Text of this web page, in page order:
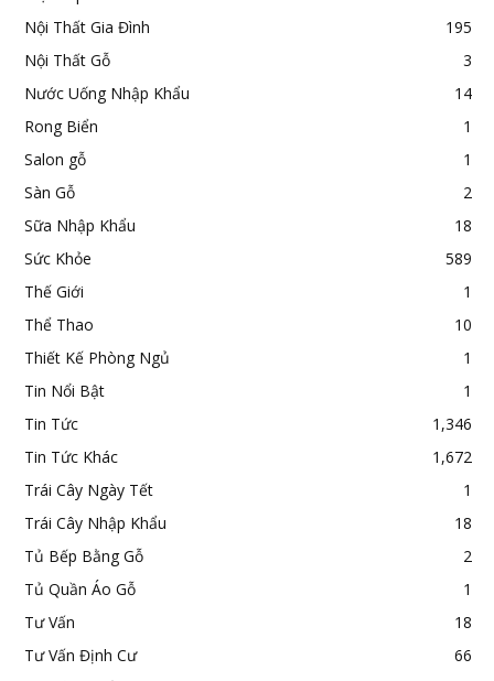
Nội Thất Gia Đình
195
Nội Thất Gỗ
3
Nước Uống Nhập Khẩu
14
Rong Biển
1
Salon gỗ
1
Sàn Gỗ
2
Sữa Nhập Khẩu
18
Sức Khỏe
589
Thế Giới
1
Thể Thao
10
Thiết Kế Phòng Ngủ
1
Tin Nổi Bật
1
Tin Tức
1,346
Tin Tức Khác
1,672
Trái Cây Ngày Tết
1
Trái Cây Nhập Khẩu
18
Tủ Bếp Bằng Gỗ
2
Tủ Quần Áo Gỗ
1
Tư Vấn
18
Tư Vấn Định Cư
66